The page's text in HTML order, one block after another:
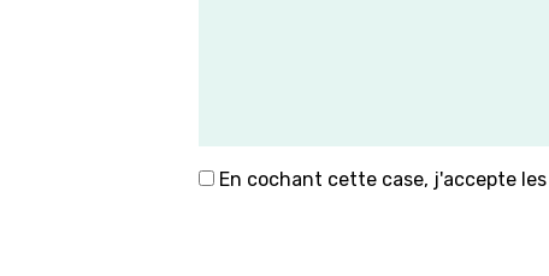
En cochant cette case, j'accepte